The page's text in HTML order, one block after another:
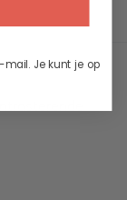
Je kunt je op